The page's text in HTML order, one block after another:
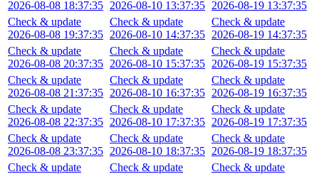
2026-08-08 18:37:35
Check & update
2026-08-08 19:37:35
Check & update
2026-08-08 20:37:35
Check & update
2026-08-08 21:37:35
Check & update
2026-08-08 22:37:35
Check & update
2026-08-08 23:37:35
Check & update
2026-08-10 13:37:35
Check & update
2026-08-10 14:37:35
Check & update
2026-08-10 15:37:35
Check & update
2026-08-10 16:37:35
Check & update
2026-08-10 17:37:35
Check & update
2026-08-10 18:37:35
Check & update
2026-08-19 13:37:35
Check & update
2026-08-19 14:37:35
Check & update
2026-08-19 15:37:35
Check & update
2026-08-19 16:37:35
Check & update
2026-08-19 17:37:35
Check & update
2026-08-19 18:37:35
Check & update